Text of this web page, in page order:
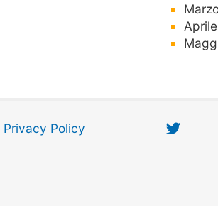
Privacy Policy